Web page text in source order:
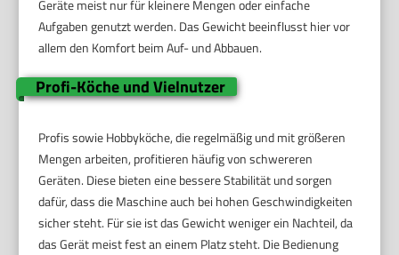
Geräte meist nur für kleinere Mengen oder einfache
Aufgaben genutzt werden. Das Gewicht beeinflusst hier vor
allem den Komfort beim Auf- und Abbauen.
Profi-Köche und Vielnutzer
Profis sowie Hobbyköche, die regelmäßig und mit größeren
Mengen arbeiten, profitieren häufig von schwereren
Geräten. Diese bieten eine bessere Stabilität und sorgen
dafür, dass die Maschine auch bei hohen Geschwindigkeiten
sicher steht. Für sie ist das Gewicht weniger ein Nachteil, da
das Gerät meist fest an einem Platz steht. Die Bedienung